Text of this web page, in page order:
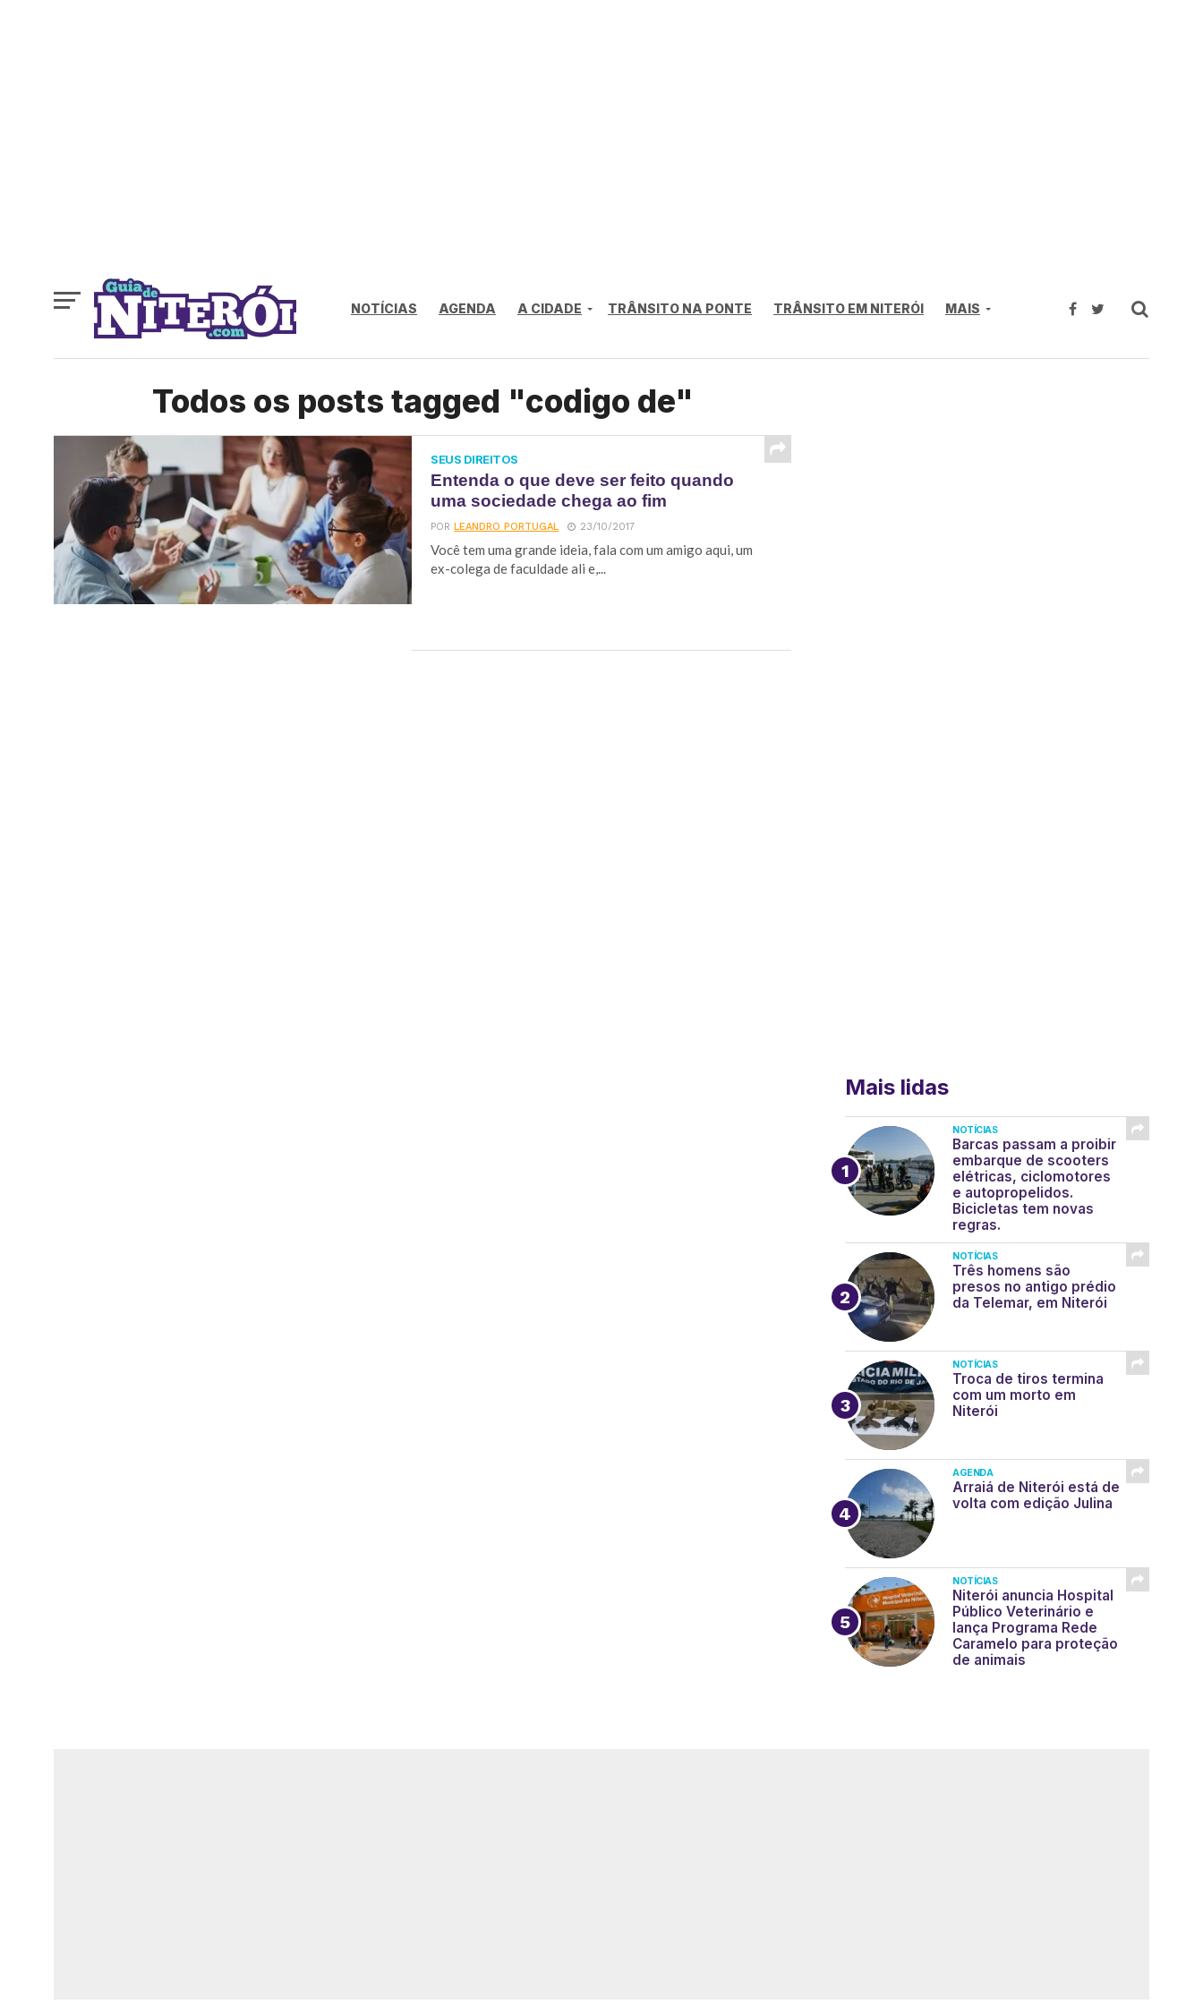
NOTÍCIAS AGENDA A CIDADE TRÂNSITO NA PONTE TRÂNSITO EM NITERÓI MAIS
Todos os posts tagged "codigo de"
SEUS DIREITOS
Entenda o que deve ser feito quando
uma sociedade chega ao fim
PORLEANDRO PORTUGAL 23/10/2017
Você tem uma grande ideia, fala com um amigo aqui, um
ex-colega de faculdade ali e,...
Mais lidas
NOTÍCIAS
Barcas passam a proibir
embarque de scooters
elétricas, ciclomotores
e autopropelidos.
Bicicletas tem novas
regras.
NOTÍCIAS
Três homens são
presos no antigo prédio
da Telemar, em Niterói
NOTÍCIAS
Troca de tiros termina
com um morto em
Niterói
AGENDA
Arraiá de Niterói está de
volta com edição Julina
NOTÍCIAS
Niterói anuncia Hospital
Público Veterinário e
lança Programa Rede
Caramelo para proteção
de animais